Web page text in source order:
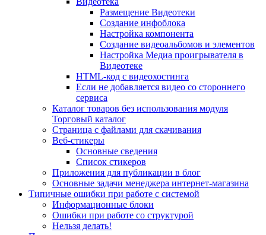
Размещение Видеотеки
Создание инфоблока
Настройка компонента
Создание видеоальбомов и элементов
Настройка Медиа проигрывателя в
Видеотеке
HTML-код с видеохостинга
Если не добавляется видео со стороннего
сервиса
Каталог товаров без использования модуля
Торговый каталог
Страница с файлами для скачивания
Веб-стикеры
Основные сведения
Список стикеров
Приложения для публикации в блог
Основные задачи менеджера интернет-магазина
Типичные ошибки при работе с системой
Информационные блоки
Ошибки при работе со структурой
Нельзя делать!